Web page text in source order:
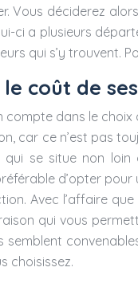
Vous déciderez
ci a plusieurs
qui s’y trouvent.
coût de
dans le choix
car ce n’est pas
qui se situe non
d’opter
Avec l’affaire
qui vous
choisissez.